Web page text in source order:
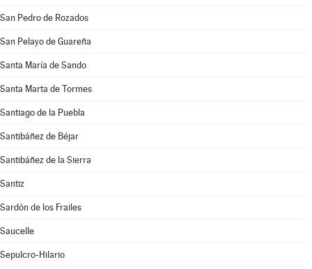
San Pedro de Rozados
San Pelayo de Guareña
Santa María de Sando
Santa Marta de Tormes
Santiago de la Puebla
Santibáñez de Béjar
Santibáñez de la Sierra
Santiz
Sardón de los Frailes
Saucelle
Sepulcro-Hilario